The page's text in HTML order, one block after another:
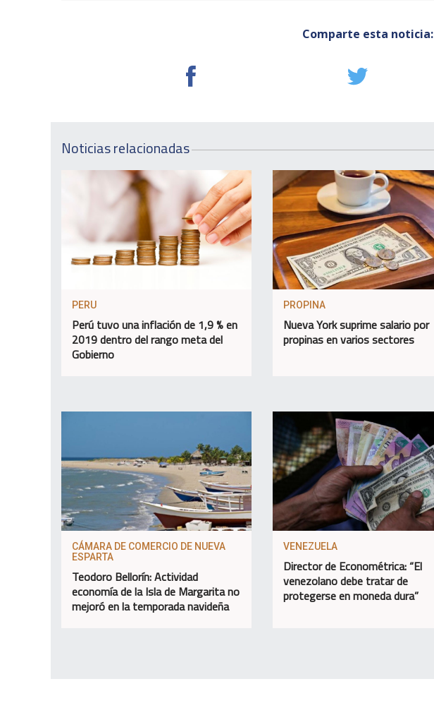
Comparte esta noticia:
Noticias relacionadas
PERU
Perú tuvo una inflación de 1,9 % en
2019 dentro del rango meta del
Gobierno
PROPINA
Nueva York suprime salario por
propinas en varios sectores
CÁMARA DE COMERCIO DE NUEVA
ESPARTA
Teodoro Bellorín: Actividad
economía de la Isla de Margarita no
mejoró en la temporada navideña
VENEZUELA
Director de Econométrica: “El
venezolano debe tratar de
protegerse en moneda dura”